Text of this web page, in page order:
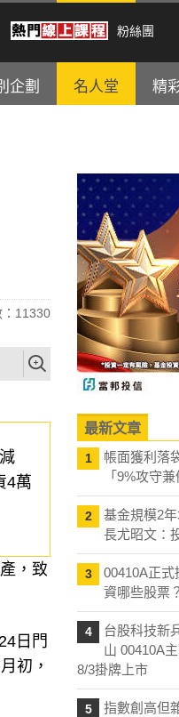
粉絲團
企劃 名人堂 精
：11330
4萬
，致
日門
初，
最新文章
1
帳面獲利落
「9%攻守
2
基金規模2
長尤昭文：
3
00410A正
資哪些股票
4
台股科技新
山 00410A
8/3掛牌上市
5
指數創高但